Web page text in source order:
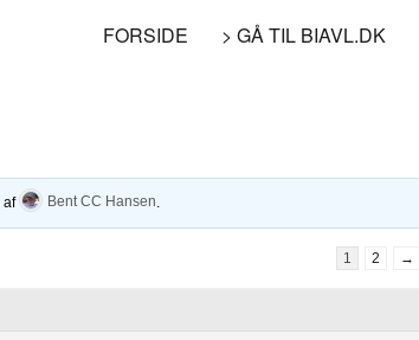
FORSIDE > GÅ TIL BIAVL.DK
af Bent CC Hansen
1 2 →